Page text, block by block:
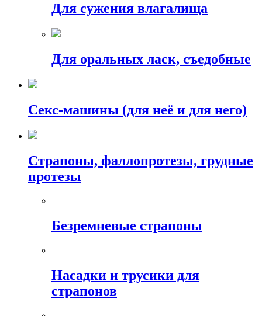
Для сужения влагалища
Для оральных ласк, съедобные
Секс-машины (для неё и для него)
Страпоны, фаллопротезы, грудные
протезы
Безремневые страпоны
Насадки и трусики для
страпонов